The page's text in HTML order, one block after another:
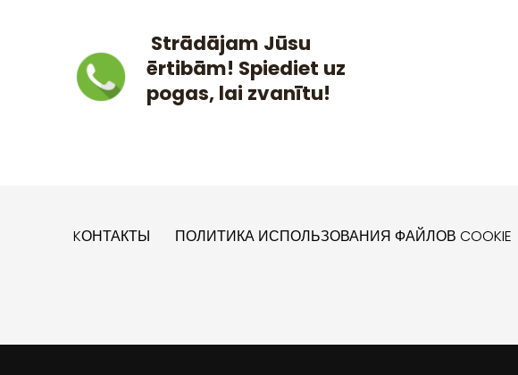
Strādājam Jūsu
ērtibām! Spiediet uz
pogas, lai zvanītu!
KОНТАКТЫ ПОЛИТИКА ИСПОЛЬЗОВАНИЯ ФАЙЛОВ COOKIE